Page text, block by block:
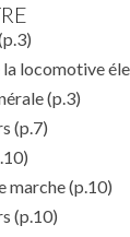
locomotive
(p.3)
(p.7)
marche(p.10)
(p.10)